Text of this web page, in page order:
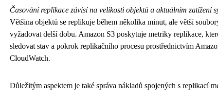
Časování replikace závisí na velikosti objektů a aktuálním zatížení
Většina objektů se replikuje během několika minut, ale větší
vyžadovat delší dobu. Amazon S3 poskytuje metriky replikace,
sledovat stav a pokrok replikačního procesu prostřednictvím
CloudWatch.
Důležitým aspektem je také správa nákladů spojených s replikací